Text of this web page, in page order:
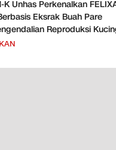
K Unhas Perkenalkan
Eksrak Buah Pare
Reproduksi